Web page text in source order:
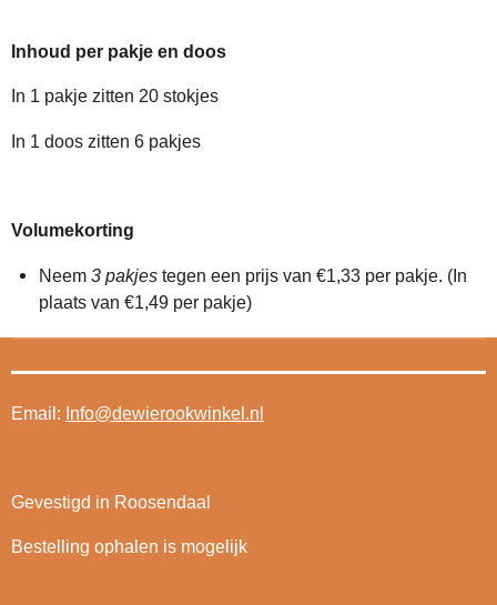
Inhoud per pakje en doos
In 1 pakje zitten 20 stokjes
In 1 doos zitten 6 pakjes
Volumekorting
Neem 3 pakjestegen een prijs van €1,33 per pakje. (In
plaats van €1,49 per pakje)
Email: Info@dewierookwinkel.nl
Gevestigd in Roosendaal
Bestelling ophalen is mogelijk